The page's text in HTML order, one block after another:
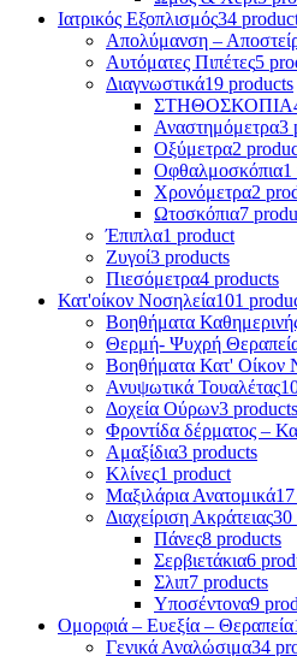
Ιατρικός Εξοπλισμός34
Απολύμανση –
Αυτόματες Πιπέτες5
Διαγνωστικά19 products
ΣΤΗΘΟΣΚΟΠΙΑ
Αναστημόμετρα3
Οξύμετρα2
Οφθαλμοσκόπια1
Χρονόμετρα2
Ωτοσκόπια7
Έπιπλα1 product
Ζυγοί3 products
Πιεσόμετρα4 products
Κατ'οίκον Νοσηλεία101
Βοηθήματα
Θερμή- Ψυχρή
Βοηθήματα Κατ' Οίκον
Ανυψωτικά Τουαλέτας
Δοχεία Ούρων3 products
Φροντίδα δέρματος –
Αμαξίδια3 products
Κλίνες1 product
Μαξιλάρια Ανατομικά
Διαχείριση Ακράτειας30
Πάνες8 products
Σερβιετάκια6
Σλιπ7 products
Υποσέντονα9
Ομορφιά – Ευεξία – Θεραπεία
Γενικά Αναλώσιμα34